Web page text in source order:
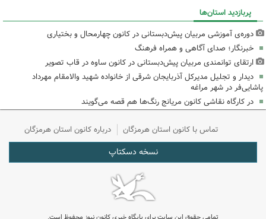
پربازدید استان‌ها
دوره‌ی آموزشی مربیان پیش‌دبستانی در کانون چهارمحال و بختیاری
خبرنگار؛ صدای آگاهی و همراه فرهنگ
ارتقای توانمندی مربیان پیش‌دبستانی در کانون ساوه در قاب تصویر
دیدار و تجلیل مدیرکل آذربایجان شرقی از خانواده شهید والامقام مهرداد
پاشایی‌فر در شهر مراغه
در کارگاه نقاشی کانون مریانج رنگ‌ها هم قصه می‌گویند
تماس با کانون استان هرمزگان درباره کانون استان هرمزگان
نسخه دسکتاپ